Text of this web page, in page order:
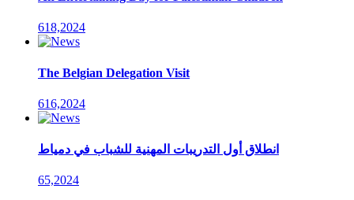
618,2024
The Belgian Delegation Visit
616,2024
انطلاق أول التدريبات المهنية للشباب في دمياط
65,2024